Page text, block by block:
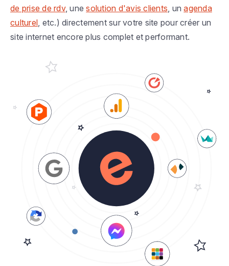
de prise de rdv, unesolution d'avis clients, unagenda
culturel, etc.) directement sur votre site pour créer un
site internet encore plus complet et performant.